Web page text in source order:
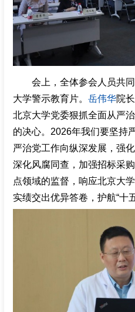
会上，全体参会人员共
大学警示教育片。 岳伟华院
北京大学党委狠抓全面从严
的决心。2026年我们要坚持
严治党工作向纵深发展，强
深化风腐同查，加强招标采
点领域的监督，响应北京大
实绩交出优异答卷，护航“十